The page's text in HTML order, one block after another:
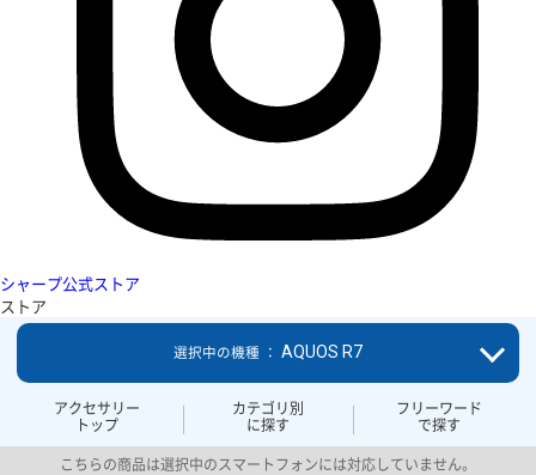
シャープ公式ストア
ストア
アクセサリー
トップ
カテゴリ別
に探す
フリーワード
で探す
選択中の機種 ： AQUOS R7
こちらの商品は選択中のスマートフォンには対応していません。